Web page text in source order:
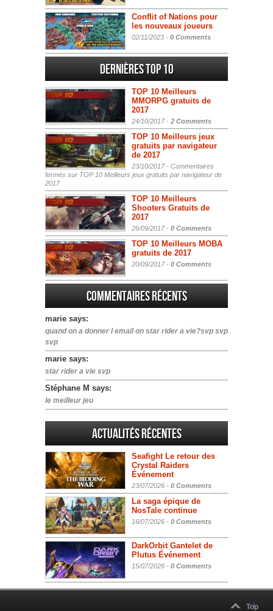
Conflit of Nations pour
les nouveaux joueurs
02/11/2023 - 0 Comments
Dernières Top 10
TOP 10 Meilleurs
MMORPG gratuits de
2017
24/10/2017 - 2 Comments
TOP 10 Meilleurs jeux
gratuits par navigateur
de 2017
23/10/2017 - Commentaires
fermés sur TOP 10 Meilleurs jeux gratuits par navigateur de
2017
TOP 10 Meilleurs
Shooters Gratuits de
2017
26/09/2017 - 0 Comments
TOP 10 Meilleurs MOBA
gratuits de 2017
20/09/2017 - 0 Comments
Commentaires récents
marie says:
quand on a donner l email on star rider a vie?svp svp
svp
marie says:
star rider a vie svp
Stéphane M says:
le meilleur jeu
Actualités Récentes
Seafight Le retour des
Crystal Raiders
Événement
23/07/2026 - 0 Comments
La saga épique de
NosTale continue
16/07/2026 - 0 Comments
DarkOrbit Gantelet de
Plutus Événement
15/07/2026 - 0 Comments
Top